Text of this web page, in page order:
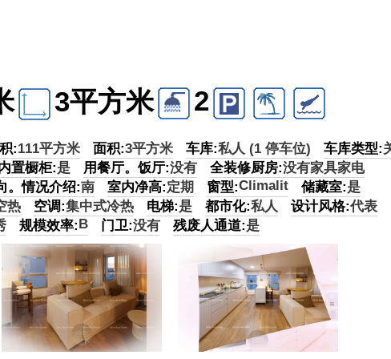
3平方米 2
:111平方米 面积:3平方米 车库:私人 (1 停车位) 车库类型:
置橱柜:是 用餐厅。饭厅:没有 全装修厨房:没有家具家电
。情况介绍:南 室内净高:定期 窗型:Climalit 储藏室:是
热 空调:集中式冷热 电梯:是 都市化:私人 设计风格:代表
规模效率:B 门卫:没有 残废人通道:是